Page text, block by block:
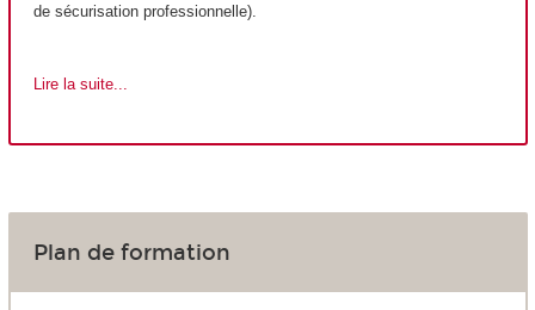
de sécurisation professionnelle).
Lire la suite...
Plan de formation